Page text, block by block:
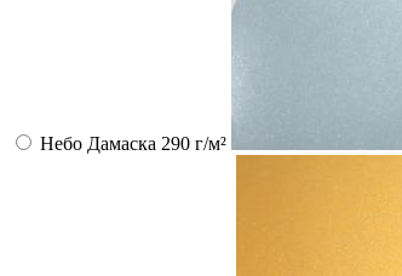
Небо Дамаска 290 г/м²